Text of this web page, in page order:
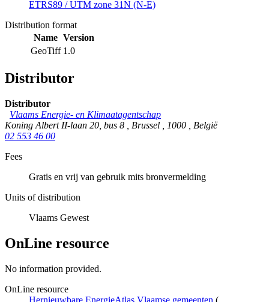
ETRS89 / UTM zone 31N (N-E)
Distribution format
Name Version
GeoTiff 1.0
Distributor
Distributor
Vlaams Energie- en Klimaatagentschap
Koning Albert II-laan 20, bus 8
Brussel 1000
België
02 553 46 00
Fees
Gratis en vrij van gebruik mits bronvermelding
Units of distribution
Vlaams Gewest
OnLine resource
No information provided.
OnLine resource
Hernieuwbare EnergieAtlas Vlaamse gemeenten (